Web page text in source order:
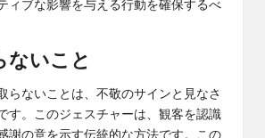
ィブな影響を与える行動を確保するべ
ないこと
らないことは、不敬のサインと見なさ
す。このジェスチャーは、観客を認識